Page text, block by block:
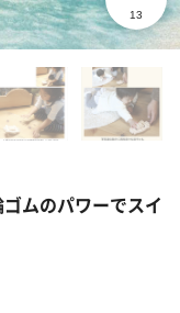
ムのパワーでスイ